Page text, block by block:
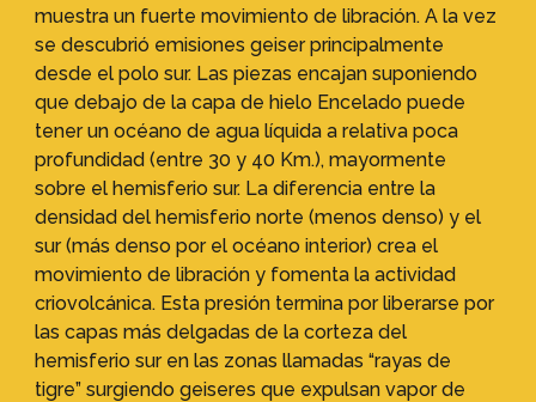
muestra un fuerte movimiento de libración. A la vez
se descubrió emisiones geiser principalmente
desde el polo sur. Las piezas encajan suponiendo
que debajo de la capa de hielo Encelado puede
tener un océano de agua líquida a relativa poca
profundidad (entre 30 y 40 Km.), mayormente
sobre el hemisferio sur. La diferencia entre la
densidad del hemisferio norte (menos denso) y el
sur (más denso por el océano interior) crea el
movimiento de libración y fomenta la actividad
criovolcánica. Esta presión termina por liberarse por
las capas más delgadas de la corteza del
hemisferio sur en las zonas llamadas “rayas de
tigre” surgiendo geiseres que expulsan vapor de